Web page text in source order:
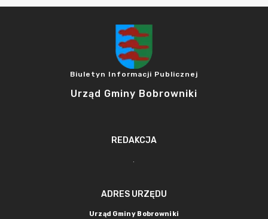
Biuletyn Informacji Publicznej
Urząd Gminy Bobrowniki
REDAKCJA
.
ADRES URZĘDU
Urząd Gminy Bobrowniki